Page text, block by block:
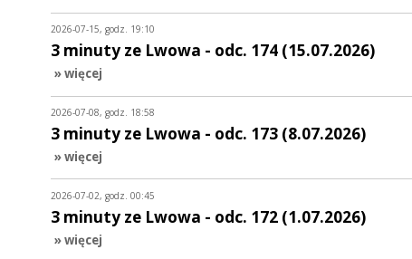
2026-07-15, godz. 19:10
3 minuty ze Lwowa - odc. 174 (15.07.2026)
» więcej
2026-07-08, godz. 18:58
3 minuty ze Lwowa - odc. 173 (8.07.2026)
» więcej
2026-07-02, godz. 00:45
3 minuty ze Lwowa - odc. 172 (1.07.2026)
» więcej